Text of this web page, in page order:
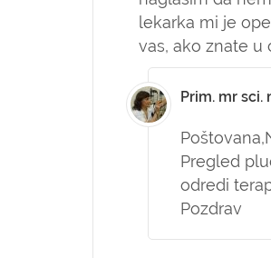
lekarka mi je
vas, ako znate u
Prim. mr sci.
Poštovana,
Pregled
odredi
Pozdrav